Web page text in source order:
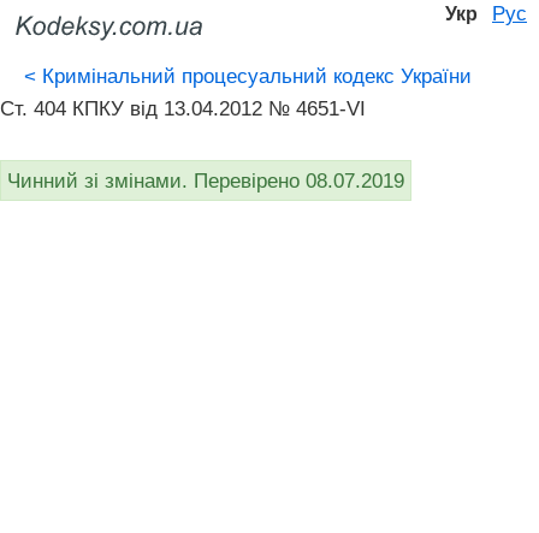
Укр Рус
< Кримінальний процесуальний кодекс України
Ст. 404 КПКУ від 13.04.2012 № 4651-VI
Чинний зі змінами. Перевірено 08.07.2019